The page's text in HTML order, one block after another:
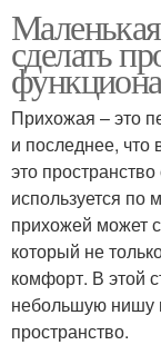
Идея для
Идеи для
сделать
Прихожая – это
и последнее, что
это
используется
прихожей может
который не
комфорт. В этой
небольшую нишу
пространство.